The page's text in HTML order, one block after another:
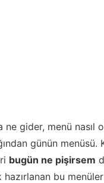
ne gider, menü nasıl
günün menüsü.
bugün ne pişirsem
bu